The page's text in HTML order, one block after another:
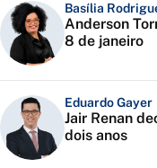
Basília
Anderson
8 de janeiro
Eduardo Gayer
Jair Renan
dois anos